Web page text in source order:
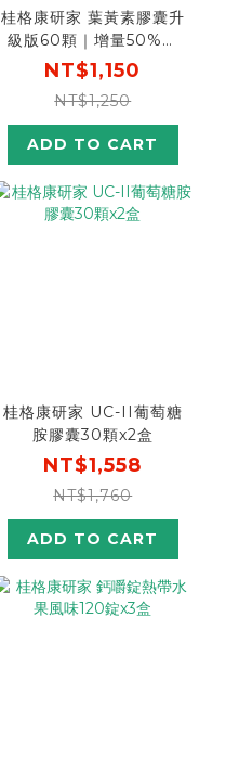
桂格康研家 葉黃素膠囊升
級版60顆｜增量50%成
分升級，專利游離型葉黃
素+小分子玻尿酸
NT$1,150
NT$1,250
ADD TO CART
桂格康研家 UC-II葡萄糖
胺膠囊30顆x2盒
NT$1,558
NT$1,760
ADD TO CART